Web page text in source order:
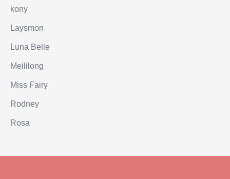
kony
Laysmon
Luna Belle
Meililong
Miss Fairy
Rodney
Rosa